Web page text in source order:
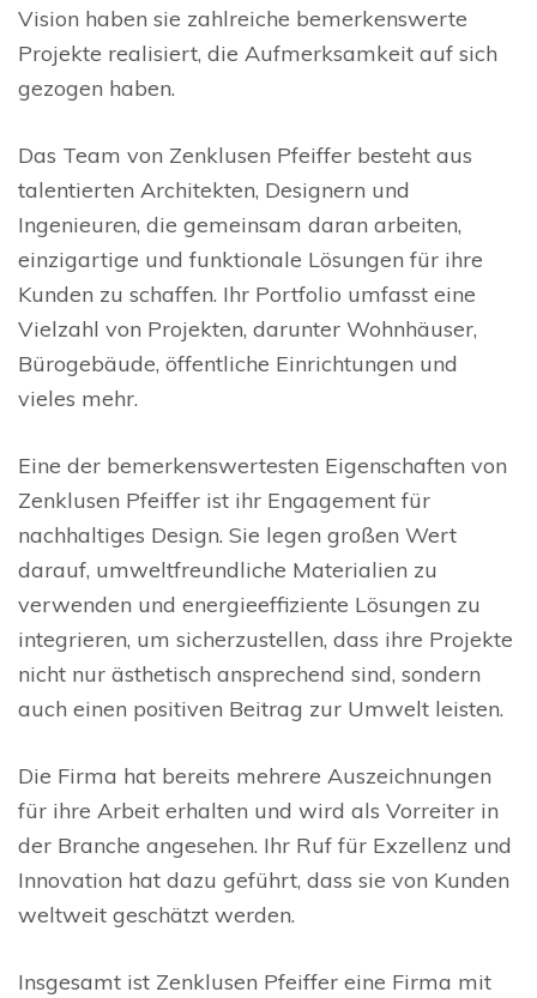
Vision haben sie zahlreiche bemerkenswerte
Projekte realisiert, die Aufmerksamkeit auf sich
gezogen haben.
Das Team von Zenklusen Pfeiffer besteht aus
talentierten Architekten, Designern und
Ingenieuren, die gemeinsam daran arbeiten,
einzigartige und funktionale Lösungen für ihre
Kunden zu schaffen. Ihr Portfolio umfasst eine
Vielzahl von Projekten, darunter Wohnhäuser,
Bürogebäude, öffentliche Einrichtungen und
vieles mehr.
Eine der bemerkenswertesten Eigenschaften von
Zenklusen Pfeiffer ist ihr Engagement für
nachhaltiges Design. Sie legen großen Wert
darauf, umweltfreundliche Materialien zu
verwenden und energieeffiziente Lösungen zu
integrieren, um sicherzustellen, dass ihre Projekte
nicht nur ästhetisch ansprechend sind, sondern
auch einen positiven Beitrag zur Umwelt leisten.
Die Firma hat bereits mehrere Auszeichnungen
für ihre Arbeit erhalten und wird als Vorreiter in
der Branche angesehen. Ihr Ruf für Exzellenz und
Innovation hat dazu geführt, dass sie von Kunden
weltweit geschätzt werden.
Insgesamt ist Zenklusen Pfeiffer eine Firma mit